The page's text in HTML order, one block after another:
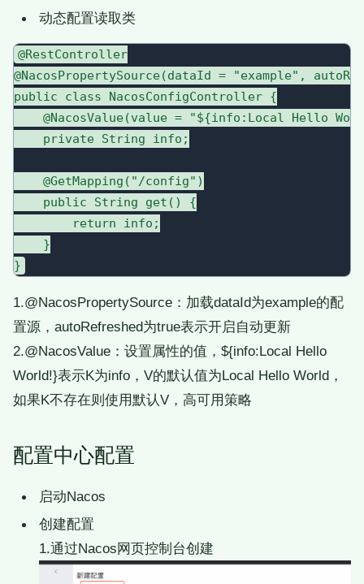
动态配置读取类
@RestController
@NacosPropertySource(dataId = "example",
public class NacosConfigController {
@NacosValue(value = "${info:Local Hello
    private String info;
    @GetMapping("/config")
    public String get() {
        return info;
    }
1.@NacosPropertySource：加载dataId为example的配
置源，autoRefreshed为true表示开启自动更新
2.@NacosValue：设置属性的值，${info:Local Hello
World!}表示K为info，V的默认值为Local Hello World，
如果K不存在则使用默认V，高可用策略
配置中心配置
启动Nacos
创建配置
1.通过Nacos网页控制台创建